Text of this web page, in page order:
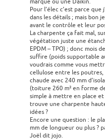
Pour l’élec c’est parce
dans les détails ; mais bon
avant le contrôle et leur
La charpente ça fait mal,
végétation juste une
EPDM – TPO) ; donc mois
suffire (poids supportable
voudrais comme vous
cellulose entre les poutres,
chaude avec 240 mm
(toiture 260 m² en forme
simple à mettre en place
trouve une charpente
idées ?
Encore une question : le
mm de longueur ou plus ?
Joël dit jojo.